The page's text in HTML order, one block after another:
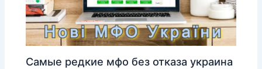
Самые редкие мфо без отказа украина